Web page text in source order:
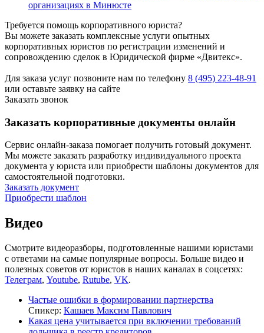
организациях в Минюсте
Требуется помощь корпоративного юриста?
Вы можете заказать комплексные услуги опытных
корпоративных юристов по регистрации изменений и
сопровождению сделок в Юридической фирме «Двитекс».
Для заказа услуг позвоните нам по телефону 8 (495) 223-48-91
или оставьте заявку на сайте
Заказать звонок
Заказать корпоративные документы онлайн
Сервис онлайн-заказа помогает получить готовый документ.
Мы можете заказать разработку индивидуального проекта
документа у юриста или приобрести шаблоны документов для
самостоятельной подготовки.
Заказать документ
Приобрести шаблон
Видео
Смотрите видеоразборы, подготовленные нашими юристами
с ответами на самые популярные вопросы. Больше видео и
полезных советов от юристов в наших каналах в соцсетях:
Телеграм, Youtube, Rutube, VK.
Частые ошибки в формировании партнерства
Спикер: Кашаев Максим Павлович
Какая цена учитывается при включении требований